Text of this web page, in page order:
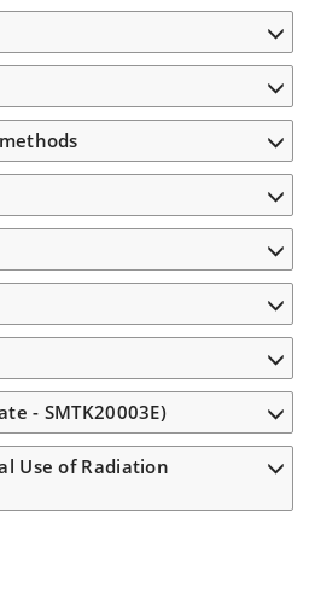
- SMTK20003E)
Use of Radiation